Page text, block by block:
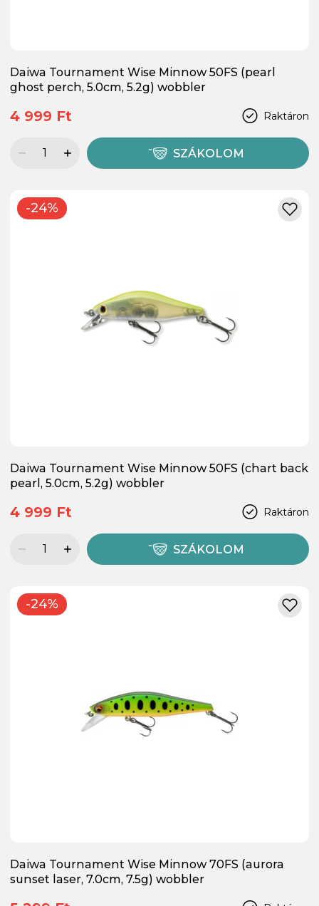
Daiwa Tournament Wise Minnow 50FS (pearl
ghost perch, 5.0cm, 5.2g) wobbler
Raktáron
4 999 Ft
SZÁKOLOM
-24%
Daiwa Tournament Wise Minnow 50FS (chart back
pearl, 5.0cm, 5.2g) wobbler
Raktáron
4 999 Ft
SZÁKOLOM
-24%
Daiwa Tournament Wise Minnow 70FS (aurora
sunset laser, 7.0cm, 7.5g) wobbler